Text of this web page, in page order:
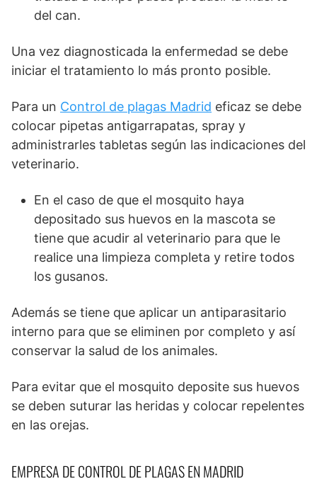
del can.
Una vez diagnosticada la enfermedad se debe
iniciar el tratamiento lo más pronto posible.
Para un Control de plagas Madrid eficaz se debe
colocar pipetas antigarrapatas, spray y
administrarles tabletas según las indicaciones del
veterinario.
En el caso de que el mosquito haya
depositado sus huevos en la mascota se
tiene que acudir al veterinario para que le
realice una limpieza completa y retire todos
los gusanos.
Además se tiene que aplicar un antiparasitario
interno para que se eliminen por completo y así
conservar la salud de los animales.
Para evitar que el mosquito deposite sus huevos
se deben suturar las heridas y colocar repelentes
en las orejas.
EMPRESA DE CONTROL DE PLAGAS EN MADRID